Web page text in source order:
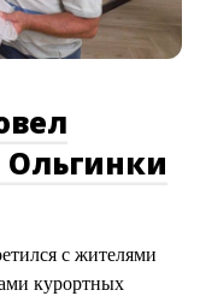
Ольгинки
с жителями
курортных